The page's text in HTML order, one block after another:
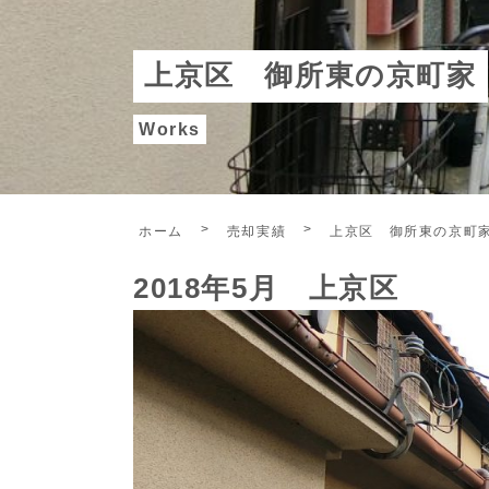
上京区 御所東の京町家
Works
ホーム 売却実績 上京区 御所東の京町
2018年5月 上京区